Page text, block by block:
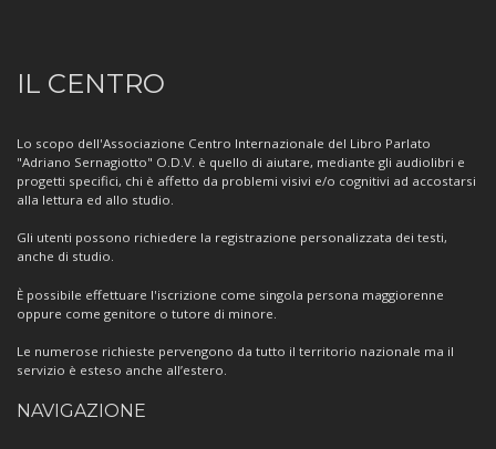
Informazioni
sul
Centro
IL CENTRO
Lo scopo dell'Associazione Centro Internazionale del Libro Parlato
"Adriano Sernagiotto" O.D.V. è quello di aiutare, mediante gli audiolibri e
progetti specifici, chi è affetto da problemi visivi e/o cognitivi ad accostarsi
alla lettura ed allo studio.
Gli utenti possono richiedere la registrazione personalizzata dei testi,
anche di studio.
È possibile effettuare l'iscrizione come singola persona maggiorenne
oppure come genitore o tutore di minore.
Le numerose richieste pervengono da tutto il territorio nazionale ma il
servizio è esteso anche all’estero.
NAVIGAZIONE